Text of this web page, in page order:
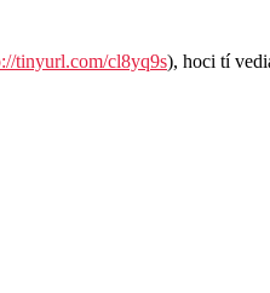
tinyurl.com/cl8yq9s), hoci tí